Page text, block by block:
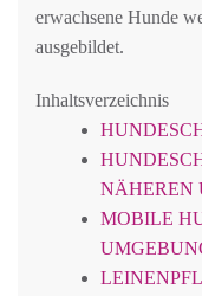
erwachsene Hunde
ausgebildet.
Inhaltsverzeichnis
NÄHEREN
MOBILE